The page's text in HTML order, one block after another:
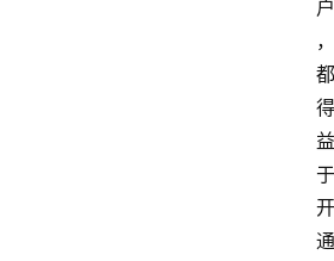
户
，
都
得
益
于
开
通